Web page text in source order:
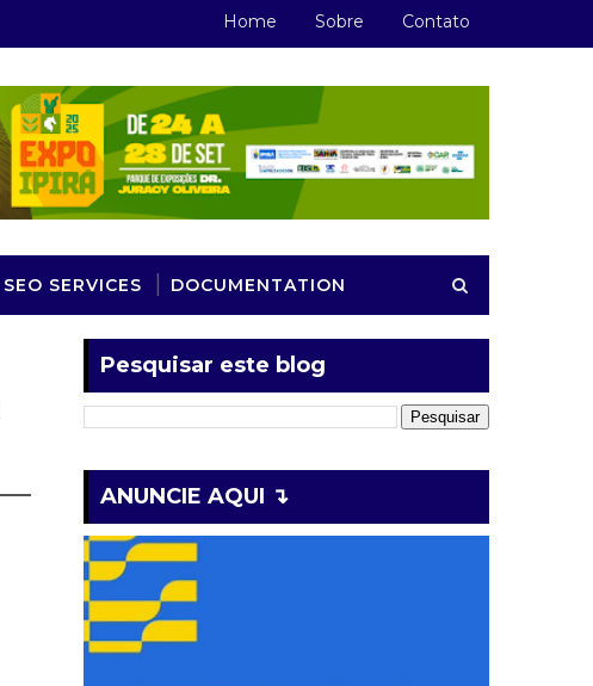
Home Sobre Contato
SEO SERVICES DOCUMENTATION
Pesquisar este blog
ANUNCIE AQUI ↴